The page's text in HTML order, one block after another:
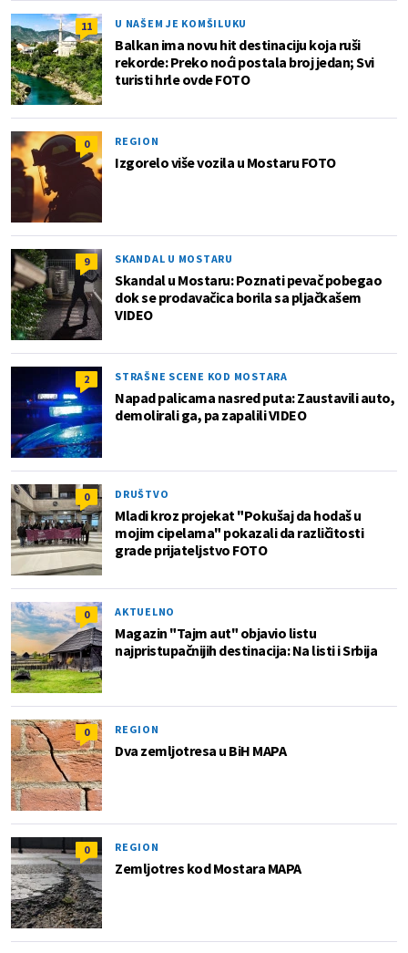
11 U NAŠEM JE KOMŠILUKU
Balkan ima novu hit destinaciju koja ruši
rekorde: Preko noći postala broj jedan; Svi
turisti hrle ovde FOTO
0 REGION
Izgorelo više vozila u Mostaru FOTO
9 SKANDAL U MOSTARU
Skandal u Mostaru: Poznati pevač pobegao
dok se prodavačica borila sa pljačkašem
VIDEO
2 STRAŠNE SCENE KOD MOSTARA
Napad palicama nasred puta: Zaustavili auto,
demolirali ga, pa zapalili VIDEO
0 DRUŠTVO
Mladi kroz projekat "Pokušaj da hodaš u
mojim cipelama" pokazali da različitosti
grade prijateljstvo FOTO
0 AKTUELNO
Magazin "Tajm aut" objavio listu
najpristupačnijih destinacija: Na listi i Srbija
0 REGION
Dva zemljotresa u BiH MAPA
0 REGION
Zemljotres kod Mostara MAPA